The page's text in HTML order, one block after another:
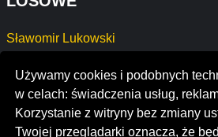
Używamy cookies i podobnych
w celach: świadczenia usług,
Korzystanie z witryny bez zmiany
Twojej przeglądarki oznacza, że
Sławomir Lukowski
philippine times of southern nevada
gorgia
fairtunes
nda private clients